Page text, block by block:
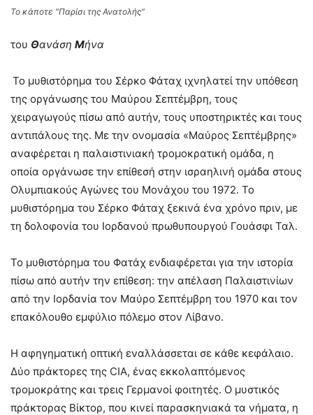
Το κάποτε "Παρίσι της Ανατολής"
του Θανάση Μήνα
Το μυθιστόρημα του Σέρκο Φάταχ ιχνηλατεί την υπόθεση
της οργάνωσης του Μαύρου Σεπτέμβρη, τους
χειραγωγούς πίσω από αυτήν, τους υποστηρικτές και τους
αντιπάλους της. Με την ονομασία «Μαύρος Σεπτέμβρης»
αναφέρεται η παλαιστινιακή τρομοκρατική ομάδα, η
οποία οργάνωσε την επίθεσή στην ισραηλινή ομάδα στους
Ολυμπιακούς Αγώνες του Μονάχου του 1972. Το
μυθιστόρημα του Σέρκο Φάταχ ξεκινά ένα χρόνο πριν, με
τη δολοφονία του Ιορδανού πρωθυπουργού Γουάσφι Ταλ.
Το μυθιστόρημα του Φατάχ ενδιαφέρεται για την ιστορία
πίσω από αυτήν την επίθεση: την απέλαση Παλαιστινίων
από την Ιορδανία τον Μαύρο Σεπτέμβρη του 1970 και τον
επακόλουθο εμφύλιο πόλεμο στον Λίβανο.
Η αφηγηματική οπτική εναλλάσσεται σε κάθε κεφάλαιο.
Δύο πράκτορες της CIA, ένας εκκολαπτόμενος
τρομοκράτης και τρεις Γερμανοί φοιτητές. Ο μυστικός
πράκτορας Βίκτορ, που κινεί παρασκηνιακά τα νήματα, η